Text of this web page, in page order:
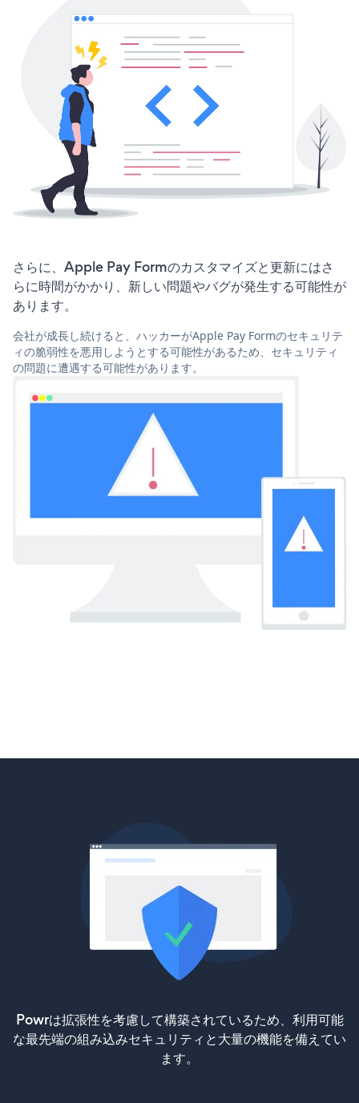
さらに、Apple Pay Formのカスタマイズと更新にはさ
らに時間がかかり、新しい問題やバグが発生する可能性が
あります。
会社が成長し続けると、ハッカーがApple Pay Formのセキュリテ
ィの脆弱性を悪用しようとする可能性があるため、セキュリティ
の問題に遭遇する可能性があります。
Powrは拡張性を考慮して構築されているため、利用可能
な最先端の組み込みセキュリティと大量の機能を備えてい
ます。